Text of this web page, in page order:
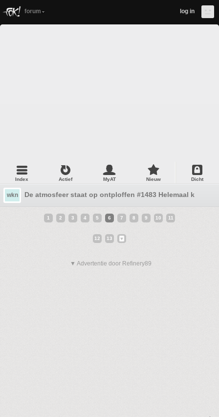
forum log in
Index Actief MyAT Nieuw Dicht
wkn De atmosfeer staat op ontploffen #1483 Helemaal kapot
1 2 3 4 5 6 7 8 9 10 11
12 13
▼ Advertentie door Refinery89